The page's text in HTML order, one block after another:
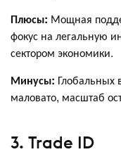
Плюсы: Мощная
фокус на легальную
сектором экономики.
Минусы: Глобальных
маловато, масштаб
3. Trade ID